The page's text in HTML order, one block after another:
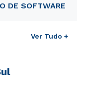
DE SOFTWARE
Ver Tudo +